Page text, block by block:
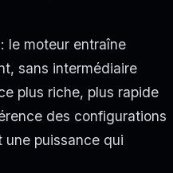
: le moteur entraîne
sans intermédiaire
plus riche, plus rapide
des configurations
puissance qui